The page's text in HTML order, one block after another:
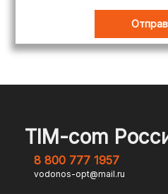
максимально
для наших
того, являетесь ли
юридическим лицом,
TIM-com
8 800 777 1957
vodonos-opt@mail.ru